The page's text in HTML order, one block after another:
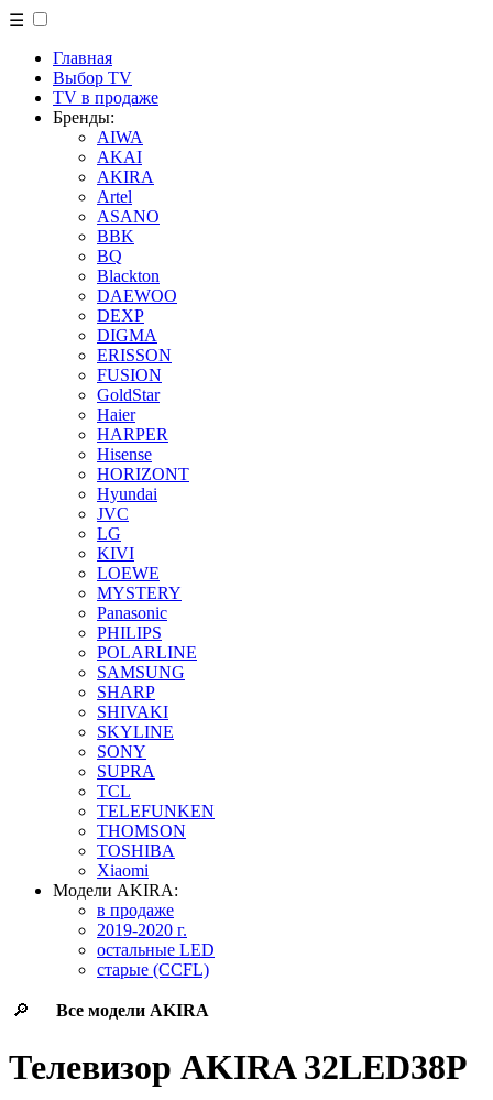
☰
Главная
Выбор TV
TV в продаже
Бренды:
AIWA
AKAI
AKIRA
Artel
ASANO
BBK
BQ
Blackton
DAEWOO
DEXP
DIGMA
ERISSON
FUSION
GoldStar
Haier
HARPER
Hisense
HORIZONT
Hyundai
JVC
LG
KIVI
LOEWE
MYSTERY
Panasonic
PHILIPS
POLARLINE
SAMSUNG
SHARP
SHIVAKI
SKYLINE
SONY
SUPRA
TCL
TELEFUNKEN
THOMSON
TOSHIBA
Xiaomi
Модели AKIRA:
в продаже
2019-2020 г.
остальные LED
старые (CCFL)
🔎 Все модели AKIRA
Телевизор AKIRA 32LED38P